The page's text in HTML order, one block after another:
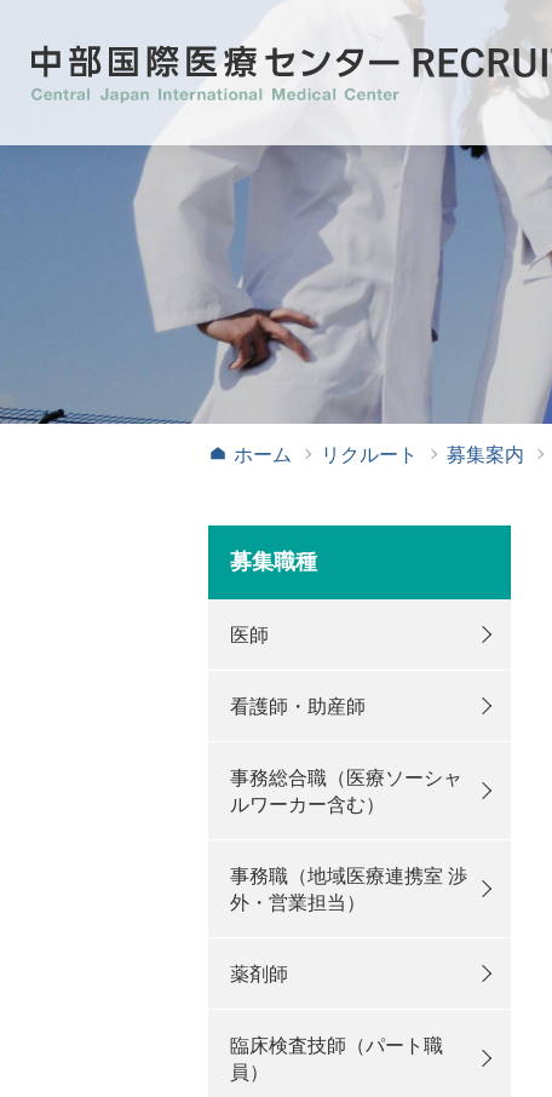
募集案内
病院見学のご案内
医学生
ホーム リクルート 募集案内
募集職種
医師
看護師・助産師
事務総合職（医療ソーシャ
ルワーカー含む）
事務職（地域医療連携室 渉
外・営業担当）
薬剤師
臨床検査技師（パート職
員）